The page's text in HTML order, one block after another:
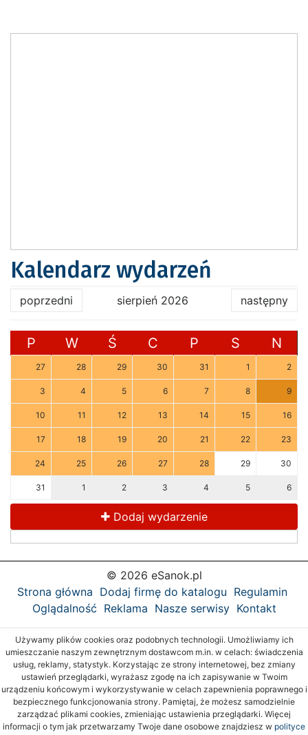
Kalendarz wydarzeń
poprzedni sierpień 2026 następny
P W Ś C P S N
27 28 29 30 31 1 2
3 4 5 6 7 8 9
10 11 12 13 14 15 16
17 18 19 20 21 22 23
24 25 26 27 28 29 30
31 1 2 3 4 5 6
Dodaj wydarzenie
© 2026 eSanok.pl
Strona główna Dodaj firmę do katalogu Regulamin
Oglądalność Reklama Nasze serwisy Kontakt
Używamy plików cookies oraz podobnych technologii. Umożliwiamy ich
umieszczanie naszym zewnętrznym dostawcom m.in. w celach: świadczenia
usług, reklamy, statystyk. Korzystając ze strony internetowej, bez zmiany
ustawień przeglądarki, wyrażasz zgodę na ich zapisywanie w Twoim
urządzeniu końcowym i wykorzystywanie w celach zapewnienia poprawnego i
bezpiecznego funkcjonowania strony. Pamiętaj, że możesz samodzielnie
zarządzać plikami cookies, zmieniając ustawienia przeglądarki. Więcej
informacji o tym jak przetwarzamy Twoje dane osobowe znajdziesz w polityce